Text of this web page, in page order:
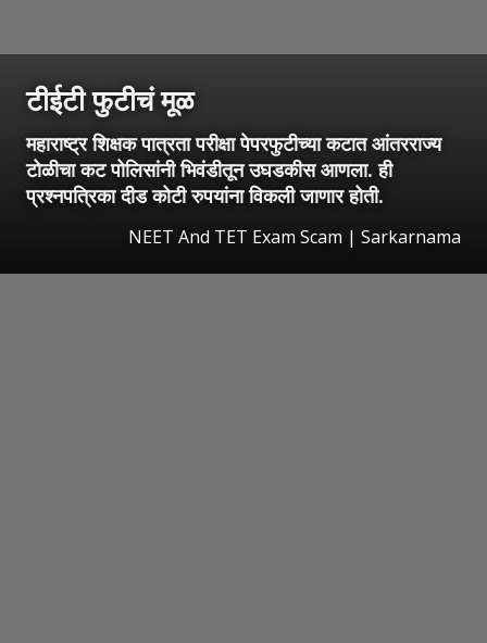
टीईटी फुटीचं मूळ
महाराष्ट्र शिक्षक पात्रता परीक्षा पेपरफुटीच्या कटात आंतरराज्य
टोळीचा कट पोलिसांनी भिवंडीतून उघडकीस आणला. ही
प्रश्नपत्रिका दीड कोटी रुपयांना विकली जाणार होती.
NEET And TET Exam Scam | Sarkarnama